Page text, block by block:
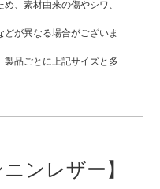
、素材由来の傷やシワ、
が異なる場合がございま
品ごとに上記サイズと多
ンレザー】